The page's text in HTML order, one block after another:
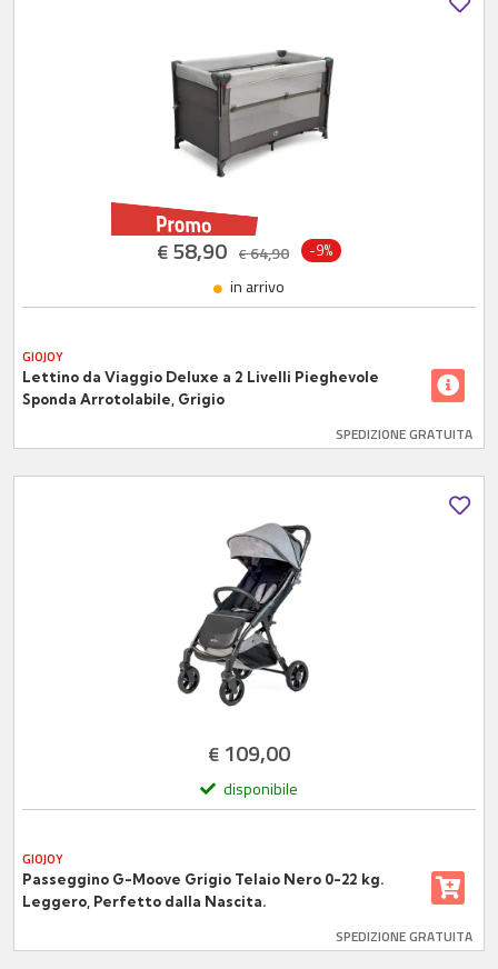
€58,90 €64,90 -9%
in arrivo
GIOJOY
Lettino da Viaggio Deluxe a 2 Livelli Pieghevole
Sponda Arrotolabile, Grigio
SPEDIZIONE GRATUITA
€ 109,00
disponibile
GIOJOY
Passeggino G-Moove Grigio Telaio Nero 0-22 kg.
Leggero, Perfetto dalla Nascita.
SPEDIZIONE GRATUITA